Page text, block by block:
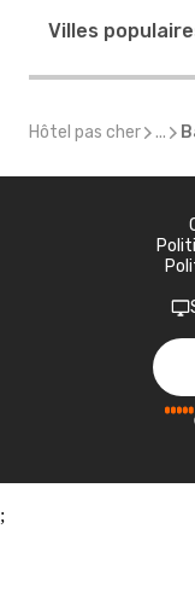
Villes
Hôtel pas cher ...
;